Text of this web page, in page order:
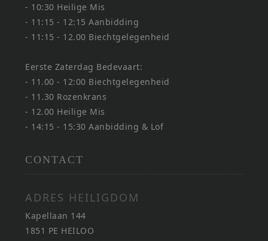
- 10:30 Heilige Mis
- 11:15 - 12:15 Aanbidding
- 11:15 - 12.00 Biechtgelegenheid
Eerste Zaterdag Bedevaart:
- 11.00 - 12:00 Biechtgelegenheid
- 11.30 Rozenkrans
- 12.00 Heilige Mis
- 14:15 - 15:30 Aanbidding & Lof
CONTACT
ADRES HEILIGDOM
Kapellaan 144
1851 PE HEILOO